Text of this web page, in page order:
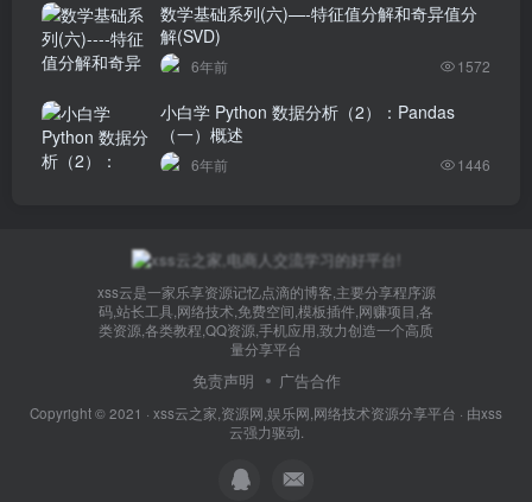
数学基础系列(六)—-特征值分解和奇异值分
解(SVD)
6年前 1572
小白学 Python 数据分析（2）：Pandas
（一）概述
6年前 1446
xss云是一家乐享资源记忆点滴的博客,主要分享程序源
码,站长工具,网络技术,免费空间,模板插件,网赚项目,各
类资源,各类教程,QQ资源,手机应用,致力创造一个高质
量分享平台
免责声明 广告合作
Copyright © 2021 · xss云之家,资源网,娱乐网,网络技术资源分享平台 · 由xss
云强力驱动.